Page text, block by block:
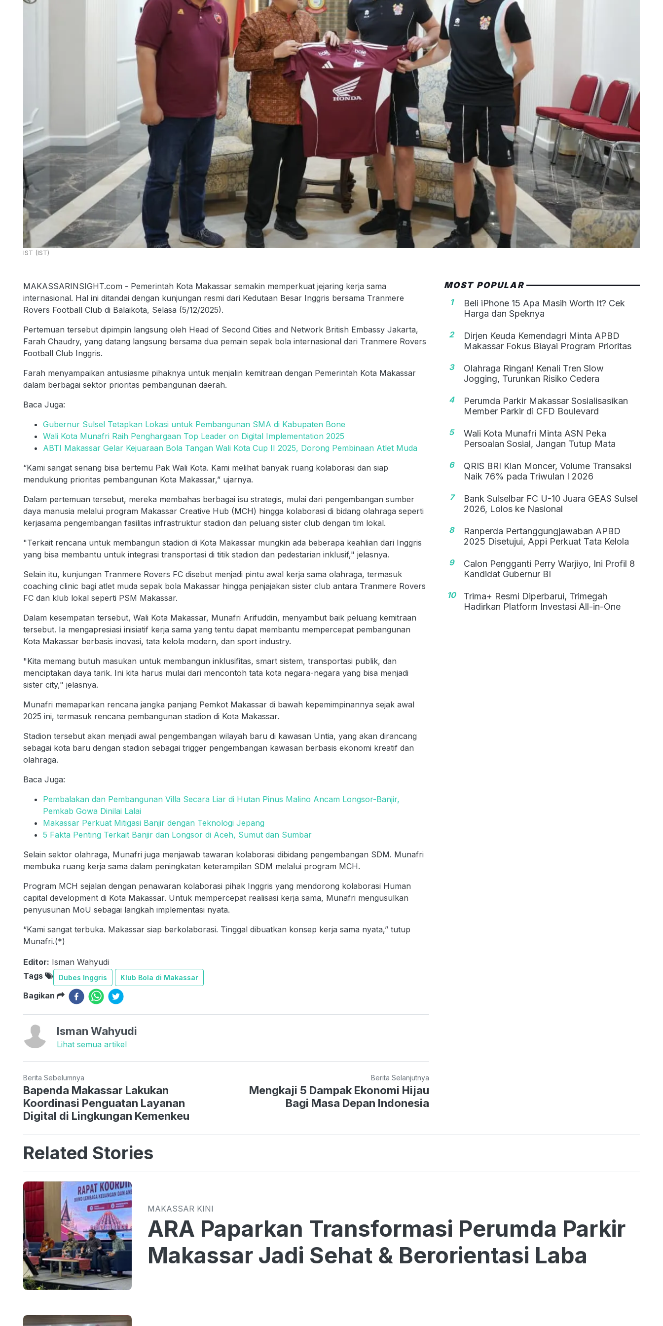
IST (IST)
MAKASSARINSIGHT.com - Pemerintah Kota Makassar semakin memperkuat jejaring kerja sama
internasional. Hal ini ditandai dengan kunjungan resmi dari Kedutaan Besar Inggris bersama Tranmere
Rovers Football Club di Balaikota, Selasa (5/12/2025).
Pertemuan tersebut dipimpin langsung oleh Head of Second Cities and Network British Embassy Jakarta,
Farah Chaudry, yang datang langsung bersama dua pemain sepak bola internasional dari Tranmere Rovers
Football Club Inggris.
Farah menyampaikan antusiasme pihaknya untuk menjalin kemitraan dengan Pemerintah Kota Makassar
dalam berbagai sektor prioritas pembangunan daerah.
Baca Juga:
Gubernur Sulsel Tetapkan Lokasi untuk Pembangunan SMA di Kabupaten Bone
Wali Kota Munafri Raih Penghargaan Top Leader on Digital Implementation 2025
ABTI Makassar Gelar Kejuaraan Bola Tangan Wali Kota Cup II 2025, Dorong Pembinaan Atlet Muda
“Kami sangat senang bisa bertemu Pak Wali Kota. Kami melihat banyak ruang kolaborasi dan siap
mendukung prioritas pembangunan Kota Makassar,” ujarnya.
Dalam pertemuan tersebut, mereka membahas berbagai isu strategis, mulai dari pengembangan sumber
daya manusia melalui program Makassar Creative Hub (MCH) hingga kolaborasi di bidang olahraga seperti
kerjasama pengembangan fasilitas infrastruktur stadion dan peluang sister club dengan tim lokal.
"Terkait rencana untuk membangun stadion di Kota Makassar mungkin ada beberapa keahlian dari Inggris
yang bisa membantu untuk integrasi transportasi di titik stadion dan pedestarian inklusif," jelasnya.
Selain itu, kunjungan Tranmere Rovers FC disebut menjadi pintu awal kerja sama olahraga, termasuk
coaching clinic bagi atlet muda sepak bola Makassar hingga penjajakan sister club antara Tranmere Rovers
FC dan klub lokal seperti PSM Makassar.
Dalam kesempatan tersebut, Wali Kota Makassar, Munafri Arifuddin, menyambut baik peluang kemitraan
tersebut. Ia mengapresiasi inisiatif kerja sama yang tentu dapat membantu mempercepat pembangunan
Kota Makassar berbasis inovasi, tata kelola modern, dan sport industry.
"Kita memang butuh masukan untuk membangun inklusifitas, smart sistem, transportasi publik, dan
menciptakan daya tarik. Ini kita harus mulai dari mencontoh tata kota negara-negara yang bisa menjadi
sister city," jelasnya.
Munafri memaparkan rencana jangka panjang Pemkot Makassar di bawah kepemimpinannya sejak awal
2025 ini, termasuk rencana pembangunan stadion di Kota Makassar.
Stadion tersebut akan menjadi awal pengembangan wilayah baru di kawasan Untia, yang akan dirancang
sebagai kota baru dengan stadion sebagai trigger pengembangan kawasan berbasis ekonomi kreatif dan
olahraga.
Baca Juga:
Pembalakan dan Pembangunan Villa Secara Liar di Hutan Pinus Malino Ancam Longsor-Banjir,
Pemkab Gowa Dinilai Lalai
Makassar Perkuat Mitigasi Banjir dengan Teknologi Jepang
5 Fakta Penting Terkait Banjir dan Longsor di Aceh, Sumut dan Sumbar
Selain sektor olahraga, Munafri juga menjawab tawaran kolaborasi dibidang pengembangan SDM. Munafri
membuka ruang kerja sama dalam peningkatan keterampilan SDM melalui program MCH.
Program MCH sejalan dengan penawaran kolaborasi pihak Inggris yang mendorong kolaborasi Human
capital development di Kota Makassar. Untuk mempercepat realisasi kerja sama, Munafri mengusulkan
penyusunan MoU sebagai langkah implementasi nyata.
“Kami sangat terbuka. Makassar siap berkolaborasi. Tinggal dibuatkan konsep kerja sama nyata,” tutup
Munafri.(*)
Editor: Isman Wahyudi
Tags
Dubes Inggris Klub Bola di Makassar
Bagikan
Isman Wahyudi
Lihat semua artikel
Berita Sebelumnya
Bapenda Makassar Lakukan
Koordinasi Penguatan Layanan
Digital di Lingkungan Kemenkeu
Berita Selanjutnya
Mengkaji 5 Dampak Ekonomi Hijau
Bagi Masa Depan Indonesia
MOST POPULAR
1
Beli iPhone 15 Apa Masih Worth It? Cek
Harga dan Speknya
2
Dirjen Keuda Kemendagri Minta APBD
Makassar Fokus Biayai Program Prioritas
3
Olahraga Ringan! Kenali Tren Slow
Jogging, Turunkan Risiko Cedera
4
Perumda Parkir Makassar Sosialisasikan
Member Parkir di CFD Boulevard
5
Wali Kota Munafri Minta ASN Peka
Persoalan Sosial, Jangan Tutup Mata
6
QRIS BRI Kian Moncer, Volume Transaksi
Naik 76% pada Triwulan I 2026
7
Bank Sulselbar FC U-10 Juara GEAS Sulsel
2026, Lolos ke Nasional
8
Ranperda Pertanggungjawaban APBD
2025 Disetujui, Appi Perkuat Tata Kelola
9
Calon Pengganti Perry Warjiyo, Ini Profil 8
Kandidat Gubernur BI
10
Trima+ Resmi Diperbarui, Trimegah
Hadirkan Platform Investasi All-in-One
Related Stories
MAKASSAR KINI
ARA Paparkan Transformasi Perumda Parkir
Makassar Jadi Sehat & Berorientasi Laba